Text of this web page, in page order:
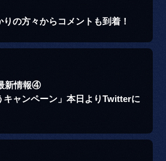
の方々からコメントも到着！
新情報④
キャンペーン」本日よりTwitterに